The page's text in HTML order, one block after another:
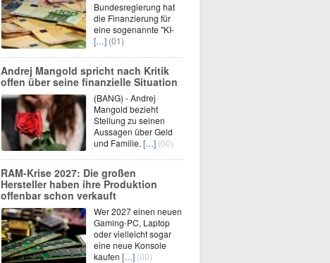
Bundesregierung hat
die Finanzierung für
eine sogenannte "KI-
[…] (01)
Andrej Mangold spricht nach Kritik
offen über seine finanzielle Situation
(BANG) - Andrej
Mangold bezieht
Stellung zu seinen
Aussagen über Geld
und Familie. […] (00)
RAM-Krise 2027: Die großen
Hersteller haben ihre Produktion
offenbar schon verkauft
Wer 2027 einen neuen
Gaming-PC, Laptop
oder vielleicht sogar
eine neue Konsole
kaufen […] (00)